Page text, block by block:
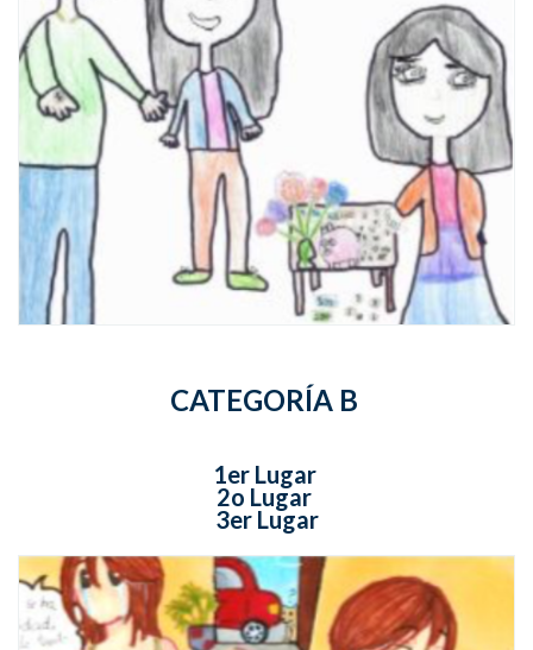
CATEGORÍA B
1er Lugar
2o Lugar
3er Lugar